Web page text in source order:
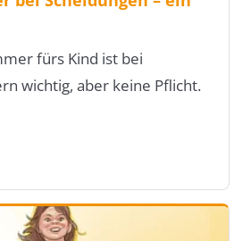
fürs Kind ist bei
wichtig, aber keine Pflicht.